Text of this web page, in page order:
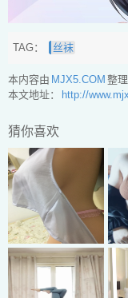
TAG： 丝袜
本内容由 MJX5.COM 整
本文地址：
http://
猜你喜欢